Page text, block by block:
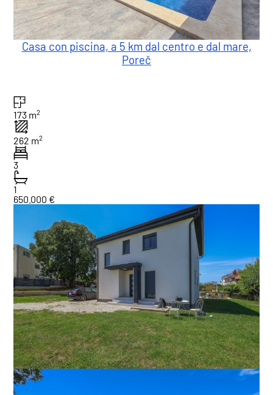
Casa con piscina, a 5 km dal centro e dal mare,
Poreč
173 m2
262 m2
3
1
650.000 €